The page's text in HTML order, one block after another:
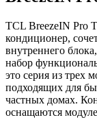
TCL BreezeIN Pro
кондиционер,
внутреннего
набор
это серия из трех
подходящих для
частных домах.
оснащаются